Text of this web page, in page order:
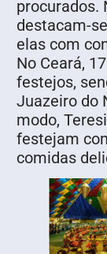
procurados.
destacam-
elas com
No Ceará,
festejos,
Juazeiro do
modo,
festejam
comidas